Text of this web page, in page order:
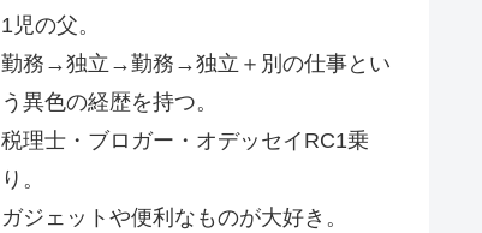
1児の父。
勤務→独立→勤務→独立＋別の仕事とい
う異色の経歴を持つ。
税理士・ブロガー・オデッセイRC1乗
り。
ガジェットや便利なものが大好き。